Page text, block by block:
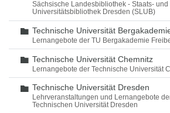
Sächsische Landesbibliothek - Staats- und
Universitätsbibliothek Dresden (SLUB)
Ordner
Technische Universität
Lernangebote der TU Bergakademie
Ordner
Technische Universität Chemnitz
Lernangebote der Technische Universität
Ordner
Technische Universität Dresden
Lehrveranstaltungen und Lernangebote
Technischen Universität Dresden